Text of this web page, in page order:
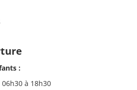
:
à 18h30